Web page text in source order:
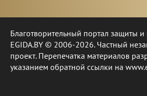
Благотворительный портал защиты
EGIDA.BY © 2006-2026. Частный
проект. Перепечатка материалов
указанием обратной ссылки на